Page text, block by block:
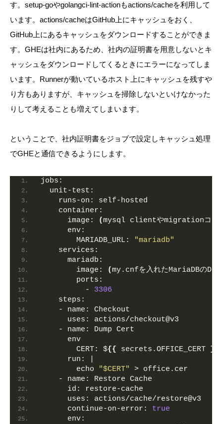
す。setup-goやgolangci-lint-actionもactions/cacheを利用して
います。actions/cacheはGitHub上にキャッシュをおく、
GitHub上にあるキャッシュをダウンロードすることができま
す。GHEは社内にあるため、社内の証明書を用意しないとキ
ャッシュをダウンロードしてくるときにエラーになってしま
います。 Runnerが動いているホスト上にキャッシュを残すや
り方もありますが、キャッシュを掃除しないといけなかった
りして考えることも増えてしまいます。
ということで、社内証明書をジョブで設定しキャッシュ処理
でGHEと通信できるようにします。
jobs:
unit-test:
runs-on:
self-hosted
container:
image:
(mysql clientやmigrationコマン
env:
MARIADB_URL:
"mariadb"
services:
mariadb:
image:
(my.cnfを入れたMariaDBの
ports:
          -
3306
steps:
    -
name:
Checkout
uses:
actions/checkout@v3
    -
name:
      env
CERT:
${{ secrets.OFFICE_CERT }
run:
        echo
"$CERT"
> office.cer
    -
name:
Restore Cache
id:
restore-cache
uses:
actions/cache/restore@v3
continue-on-error:
true
env: